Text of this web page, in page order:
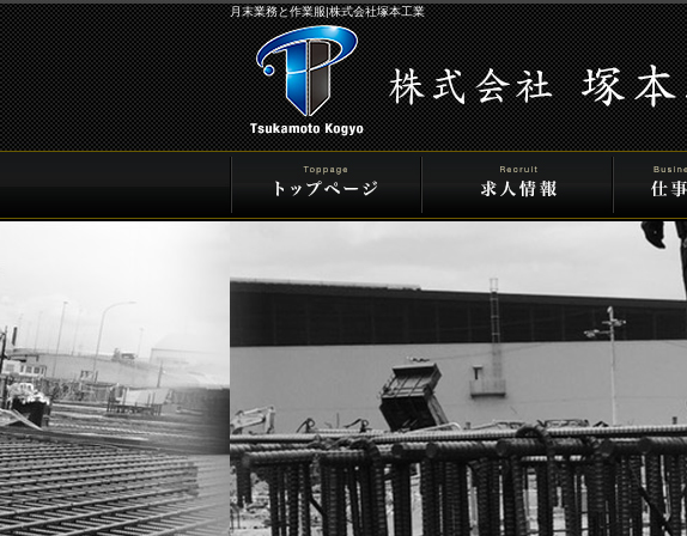
月末業務と作業服|株式会社塚本工業